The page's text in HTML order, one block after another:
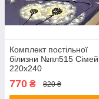
Комплект постільної
білизни №пл515
220х240
770 ₴ 820 ₴